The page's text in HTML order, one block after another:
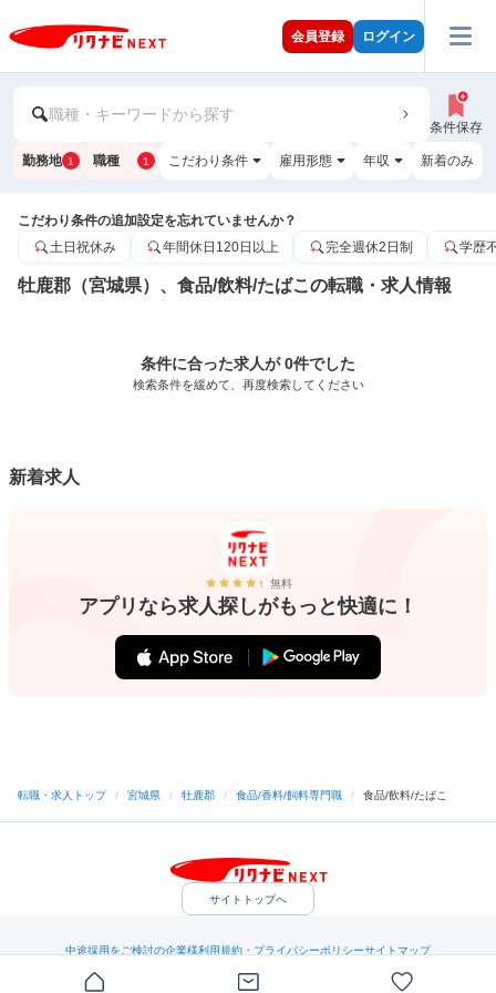
会員登録 ログイン
職種・キーワードから探す
条件保存
勤務地 1 職種 1 こだわり条件 雇用形態 年収 新着のみ
こだわり条件の追加設定を忘れていませんか？
土日祝休み
年間休日120日以上 完全週休2日制 学歴
牡鹿郡（宮城県）、食品/飲料/たばこの転職・求人情報
条件に合った求人が 0件でした
検索条件を緩めて、再度検索してください
新着求人
無料
アプリなら求人探しがもっと快適に！
転職・求人トップ / 宮城県 / 牡鹿郡 / 食品/香料/飼料専門職 / 食品/飲料/たばこ
サイトトップへ
中途採用をご検討の企業様利用規約・プライバシーポリシーサイトマップ
（C）Indeed Inc.